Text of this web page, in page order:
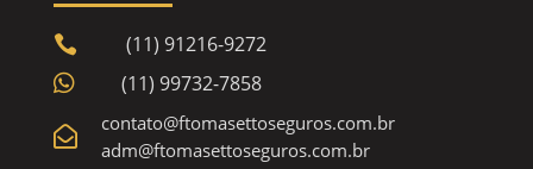
 (11) 91216-9272
 (11) 99732-7858

contato@ftomasettoseguros.com.br
adm@ftomasettoseguros.com.br